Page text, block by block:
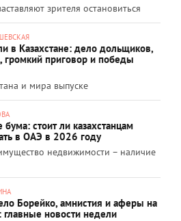
зрителя остановиться
в Казахстане: дело дольщиков,
приговор и победы
и мира выпуске
стоит ли казахстанцам
в ОАЭ в 2026 году
недвижимости – наличие
Борейко, амнистия и аферы на
новости недели